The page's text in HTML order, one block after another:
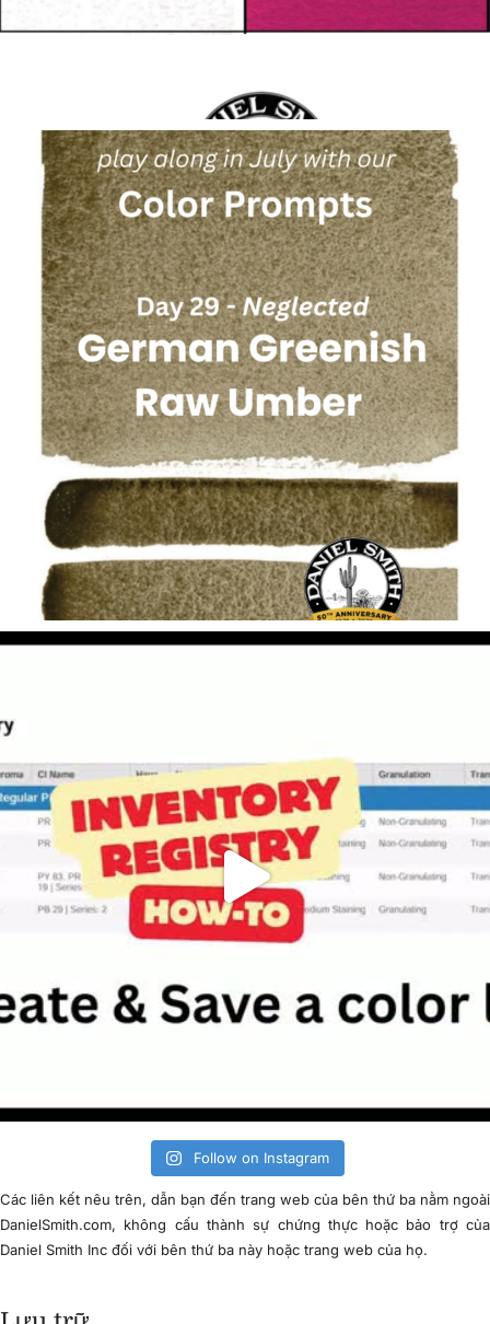
Follow on Instagram
Các liên kết nêu trên, dẫn bạn đến trang web của bên thứ ba nằm ngoài
DanielSmith.com, không cấu thành sự chứng thực hoặc bảo trợ của
Daniel Smith Inc đối với bên thứ ba này hoặc trang web của họ.